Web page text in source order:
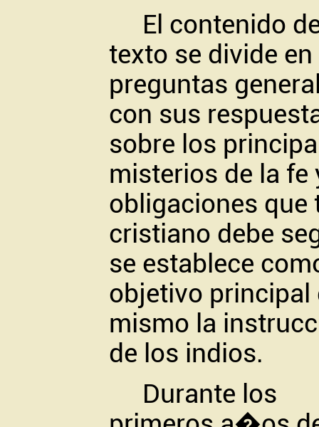
El contenido
texto se divide en
preguntas
con sus
sobre los
misterios de la fe
obligaciones que
cristiano debe
se establece
objetivo principal
mismo la
de los indios.
Durante los